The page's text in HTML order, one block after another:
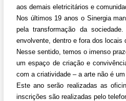
Pensionistas do
[ 6 de agosto de
CNJ para tratar
aos demais eletricitários e
Nos últimos 19 anos o Sinergia
pela transformação da
envolvente, dentro e fora dos locais
Nesse sentido, temos o imenso
um espaço de criação e
com a criatividade – a arte não é
Este ano serão realizadas as
inscrições são realizadas pelo